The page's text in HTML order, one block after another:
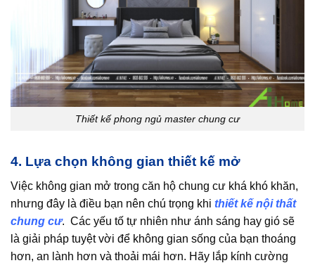
Thiết kế phong ngủ master chung cư
4. Lựa chọn không gian thiết kế mở
Việc không gian mở trong căn hộ chung cư khá khó khăn,
nhưng đây là điều bạn nên chú trọng khi thiết kế nội thất
chung cư. Các yếu tố tự nhiên như ánh sáng hay gió sẽ
là giải pháp tuyệt vời để không gian sống của bạn thoáng
hơn, an lành hơn và thoải mái hơn. Hãy lắp kính cường